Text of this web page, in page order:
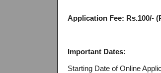
Application Fee: Rs.100/-
Important Dates:
Starting Date of Online